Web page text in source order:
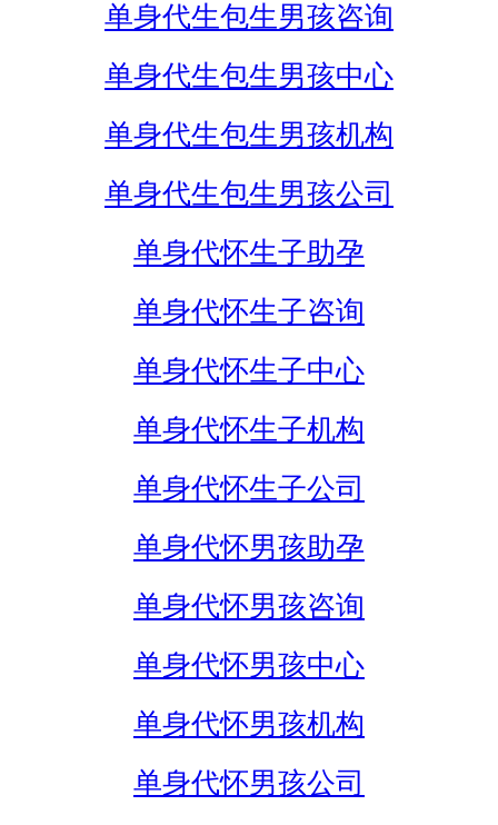
单身代生包生男孩咨询
单身代生包生男孩中心
单身代生包生男孩机构
单身代生包生男孩公司
单身代怀生子助孕
单身代怀生子咨询
单身代怀生子中心
单身代怀生子机构
单身代怀生子公司
单身代怀男孩助孕
单身代怀男孩咨询
单身代怀男孩中心
单身代怀男孩机构
单身代怀男孩公司